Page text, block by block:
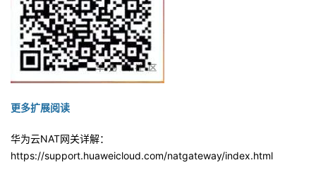
更多扩展阅读
华为云NAT网关详解：
https://support.huaweicloud.com/natgateway/index.html